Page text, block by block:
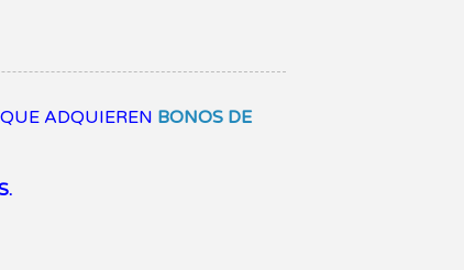
ADQUIEREN BONOS DE